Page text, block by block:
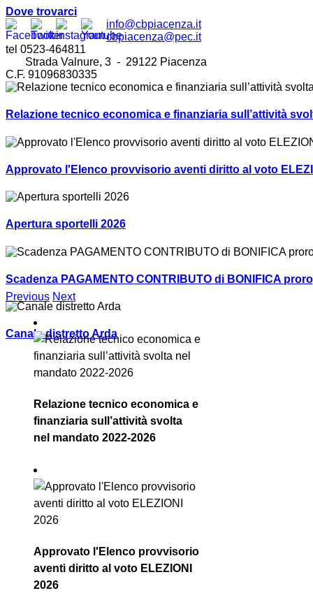
Dove trovarci
info@cbpiacenza.it
cbpiacenza@pec.it
tel 0523-464811
Strada Valnure, 3 - 29122 Piacenza
C.F. 91096830335
Relazione tecnico economica e finanziaria sull’attività
Approvato l'Elenco provvisorio aventi diritto al voto
Apertura sportelli 2026
Scadenza PAGAMENTO CONTRIBUTO di BONIFICA
Canale distretto Arda
Previous Next
Relazione tecnico economica e
finanziaria sull’attività svolta
nel mandato 2022-2026
Approvato l'Elenco provvisorio
aventi diritto al voto ELEZIONI
2026